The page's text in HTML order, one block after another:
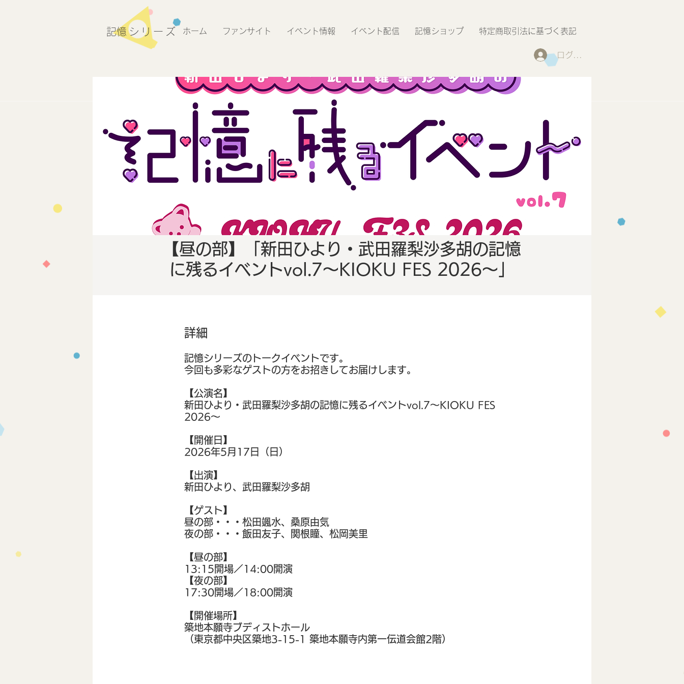
​記憶シリーズ
ログイン
ホーム ファンサイト イベント情報 イベント配信 記憶ショップ 特定商取引法に基づく表記
【昼の部】「新田ひより・武田羅梨沙多胡の記憶
に残るイベントvol.7～KIOKU FES 2026～」
詳細
記憶シリーズのトークイベントです。
今回も多彩なゲストの方をお招きしてお届けします。
【公演名】
新田ひより・武田羅梨沙多胡の記憶に残るイベントvol.7～KIOKU FES
2026～
【開催日】
2026年5月17日（日）
【出演】
新田ひより、武田羅梨沙多胡
【ゲスト】​
昼の部・・・松田颯水、桑原由気
​夜の部・・・飯田友子、関根瞳、松岡美里
【昼の部】
13:15開場／14:00開演
【夜の部】
17:30開場／18:00開演
【開催場所】
築地本願寺ブディストホール
（東京都中央区築地3-15-1 築地本願寺内第一伝道会館2階）